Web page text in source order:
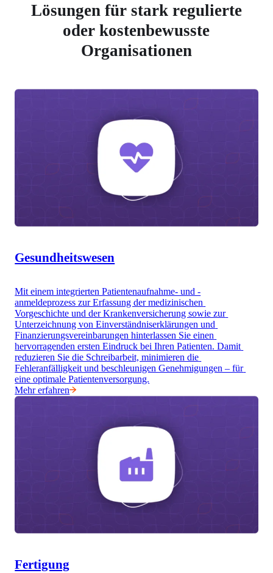
Lösungen für stark regulierte
oder kostenbewusste
Organisationen
Gesundheitswesen
Mit einem integrierten Patientenaufnahme- und -
anmeldeprozess zur Erfassung der medizinischen
Vorgeschichte und der Krankenversicherung sowie zur
Unterzeichnung von Einverständniserklärungen und
Finanzierungsvereinbarungen hinterlassen Sie einen
hervorragenden ersten Eindruck bei Ihren Patienten. Damit
reduzieren Sie die Schreibarbeit, minimieren die
Fehleranfälligkeit und beschleunigen Genehmigungen – für
eine optimale Patientenversorgung.
Mehr erfahren
Fertigung